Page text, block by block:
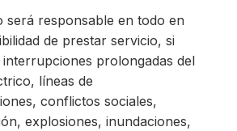
será responsable en todo en
de prestar servicio, si
interrupciones prolongadas del
líneas de
conflictos sociales,
explosiones, inundaciones,